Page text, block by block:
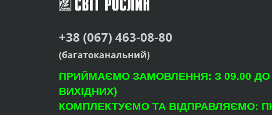
+38 (067) 463-08-80
(багатоканальний)
ПРИЙМАЄМО ЗАМОВЛЕННЯ: З 09.00 ДО
ВИХІДНИХ)
КОМПЛЕКТУЄМО ТА ВІДПРАВЛЯЄМО: